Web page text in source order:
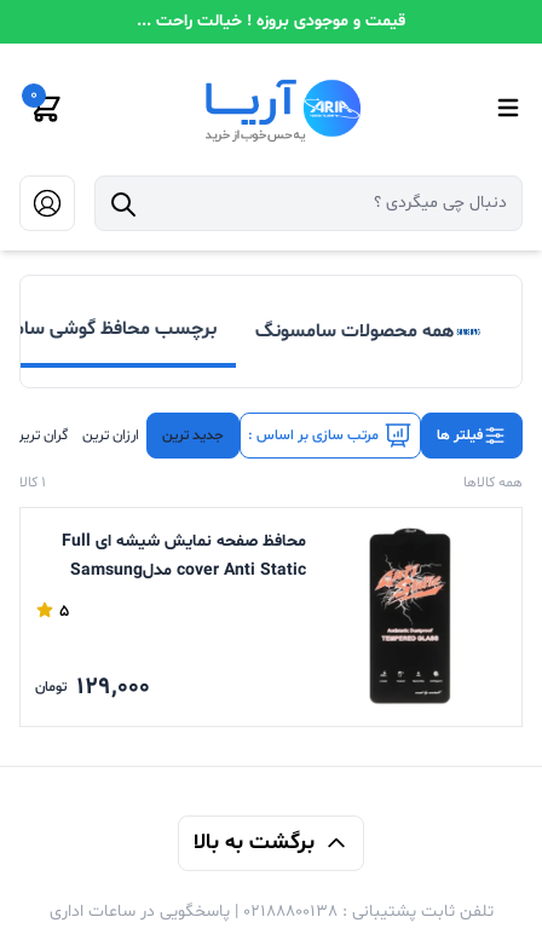
قیمت و موجودی بروزه ! خیالت راحت ...
0
همه محصولات سامسونگ برچسب محافظ گوشی
فیلتر ها مرتب سازی بر اساس : جدید ترین ارزان ترین گران ترین
همه کالاها 1 کالا
محافظ صفحه نمایش شیشه ای Full
cover Anti Static مدلSamsung
5
129,000 تومان
برگشت به بالا
تلفن ثابت پشتیبانی : 02188800138 | پاسخگویی در ساعات اداری